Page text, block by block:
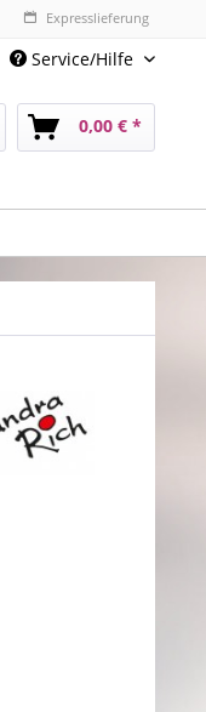
Expresslieferung
Service/Hilfe
0,00 € *